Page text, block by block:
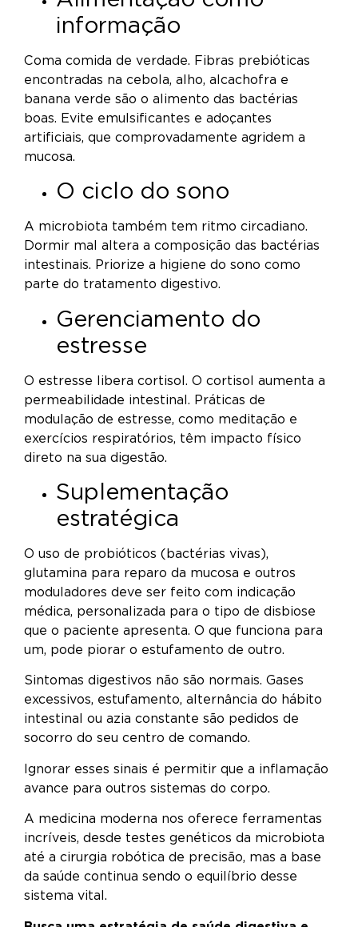
informação
Coma comida de verdade. Fibras prebióticas
encontradas na cebola, alho, alcachofra e
banana verde são o alimento das bactérias
boas. Evite emulsificantes e adoçantes
artificiais, que comprovadamente agridem a
mucosa.
O ciclo do sono
A microbiota também tem ritmo circadiano.
Dormir mal altera a composição das bactérias
intestinais. Priorize a higiene do sono como
parte do tratamento digestivo.
Gerenciamento do
estresse
O estresse libera cortisol. O cortisol aumenta a
permeabilidade intestinal. Práticas de
modulação de estresse, como meditação e
exercícios respiratórios, têm impacto físico
direto na sua digestão.
Suplementação
estratégica
O uso de probióticos (bactérias vivas),
glutamina para reparo da mucosa e outros
moduladores deve ser feito com indicação
médica, personalizada para o tipo de disbiose
que o paciente apresenta. O que funciona para
um, pode piorar o estufamento de outro.
Sintomas digestivos não são normais. Gases
excessivos, estufamento, alternância do hábito
intestinal ou azia constante são pedidos de
socorro do seu centro de comando.
Ignorar esses sinais é permitir que a inflamação
avance para outros sistemas do corpo.
A medicina moderna nos oferece ferramentas
incríveis, desde testes genéticos da microbiota
até a cirurgia robótica de precisão, mas a base
da saúde continua sendo o equilíbrio desse
sistema vital.